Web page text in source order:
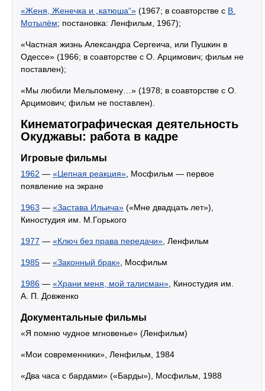
«Женя, Женечка и „катюша“» (1967; в соавторстве с В.
Мотылём; постановка: Ленфильм, 1967);
«Частная жизнь Александра Сергеича, или Пушкин в
Одессе» (1966; в соавторстве с О. Арцимович; фильм не
поставлен);
«Мы любили Мельпомену…» (1978; в соавторстве с О.
Арцимович; фильм не поставлен).
Кинематографическая деятельность
Окуджавы: работа в кадре
Игровые фильмы
1962 — «Цепная реакция», Мосфильм — первое
появление на экране
1963 — «Застава Ильича» («Мне двадцать лет»),
Киностудия им. М.Горького
1977 — «Ключ без права передачи», Ленфильм
1985 — «Законный брак», Мосфильм
1986 — «Храни меня, мой талисман», Киностудия им.
А. П. Довженко
Документальные фильмы
«Я помню чудное мгновенье» (Ленфильм)
«Мои современники», Ленфильм, 1984
«Два часа с бардами» («Барды»), Мосфильм, 1988